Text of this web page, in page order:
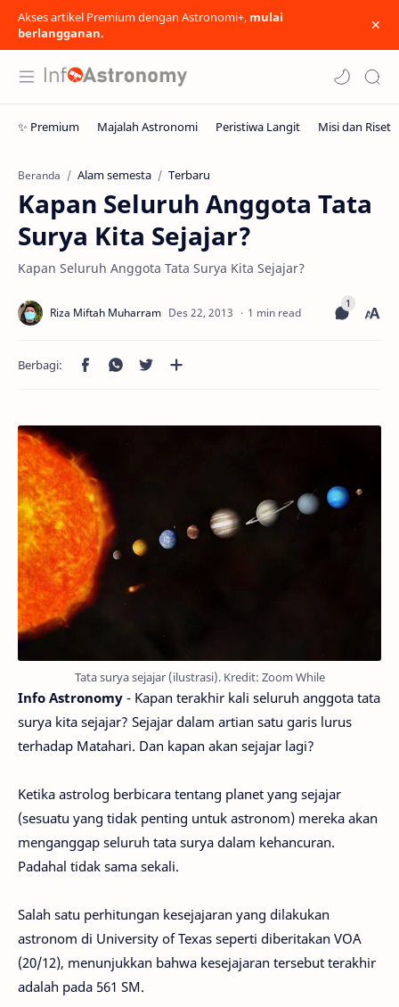
Akses artikel Premium dengan Astronomi+, mulai
berlangganan.
Beranda Alam semesta Terbaru
Kapan Seluruh Anggota Tata
Surya Kita Sejajar?
Kapan Seluruh Anggota Tata Surya Kita Sejajar?
1 min read
Tata surya sejajar (ilustrasi). Kredit: Zoom While
Info Astronomy - Kapan terakhir kali seluruh anggota tata
surya kita sejajar? Sejajar dalam artian satu garis lurus
terhadap Matahari. Dan kapan akan sejajar lagi?
Ketika astrolog berbicara tentang planet yang sejajar
(sesuatu yang tidak penting untuk astronom) mereka akan
menganggap seluruh tata surya dalam kehancuran.
Padahal tidak sama sekali.
Salah satu perhitungan kesejajaran yang dilakukan
astronom di University of Texas seperti diberitakan VOA
(20/12), menunjukkan bahwa kesejajaran tersebut terakhir
adalah pada 561 SM.